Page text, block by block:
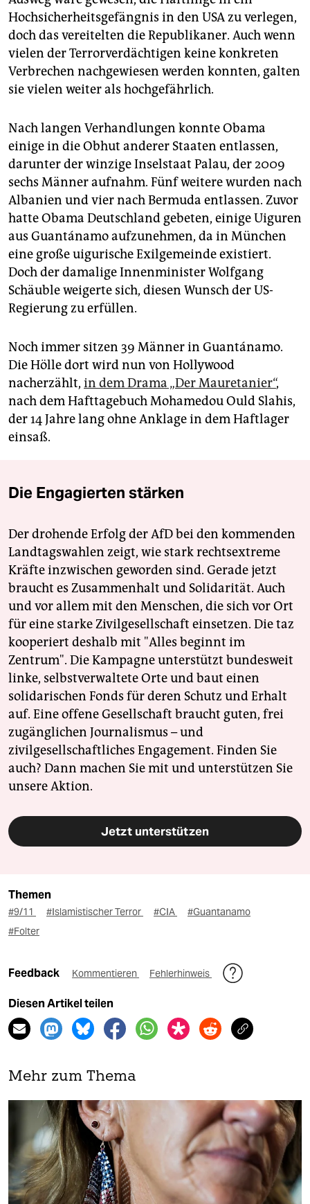
Hochsicherheitsgefängnis in den USA zu verlegen,
doch das vereitelten die Republikaner. Auch wenn
vielen der Terrorverdächtigen keine konkreten
Verbrechen nachgewiesen werden konnten, galten
sie vielen weiter als hochgefährlich.
Nach langen Verhandlungen konnte Obama
einige in die Obhut anderer Staaten entlassen,
darunter der winzige Inselstaat Palau, der 2009
sechs Männer aufnahm. Fünf weitere wurden nach
Albanien und vier nach Bermuda entlassen. Zuvor
hatte Obama Deutschland gebeten, einige Uiguren
aus Guantánamo aufzunehmen, da in München
eine große uigurische Exilgemeinde existiert.
Doch der damalige Innenminister Wolfgang
Schäuble weigerte sich, diesen Wunsch der US-
Regierung zu erfüllen.
Noch immer sitzen 39 Männer in Guantánamo.
Die Hölle dort wird nun von Hollywood
nacherzählt, in dem Drama „Der Mauretanier“,
nach dem Hafttagebuch Mohamedou Ould Slahis,
der 14 Jahre lang ohne Anklage in dem Haftlager
einsaß.
Die Engagierten stärken
Der drohende Erfolg der AfD bei den kommenden
Landtagswahlen zeigt, wie stark rechtsextreme
Kräfte inzwischen geworden sind. Gerade jetzt
braucht es Zusammenhalt und Solidarität. Auch
und vor allem mit den Menschen, die sich vor Ort
für eine starke Zivilgesellschaft einsetzen. Die taz
kooperiert deshalb mit "Alles beginnt im
Zentrum". Die Kampagne unterstützt bundesweit
linke, selbstverwaltete Orte und baut einen
solidarischen Fonds für deren Schutz und Erhalt
auf. Eine offene Gesellschaft braucht guten, frei
zugänglichen Journalismus – und
zivilgesellschaftliches Engagement. Finden Sie
auch? Dann machen Sie mit und unterstützen Sie
unsere Aktion.
Jetzt unterstützen
Themen
#9/11 #Islamistischer Terror #CIA
#Guantanamo
#Folter
Feedback Kommentieren Fehlerhinweis
Diesen Artikel teilen
Mehr zum Thema